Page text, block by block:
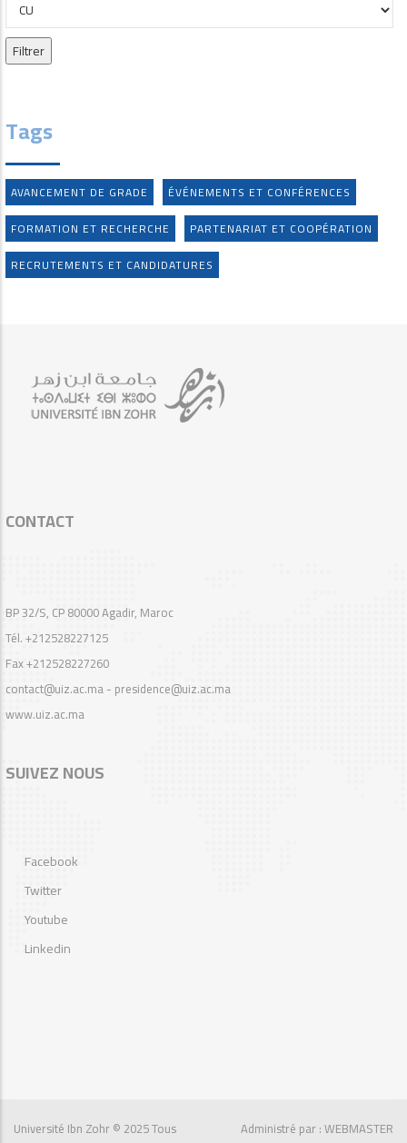
Tags
AVANCEMENT DE GRADE
ÉVÉNEMENTS ET CONFÉRENCES
FORMATION ET RECHERCHE
PARTENARIAT ET COOPÉRATION
RECRUTEMENTS ET CANDIDATURES
CONTACT
BP 32/S, CP 80000 Agadir, Maroc
Tél. +212528227125
Fax +212528227260
contact@uiz.ac.ma - presidence@uiz.ac.ma
www.uiz.ac.ma
SUIVEZ NOUS
Facebook
Twitter
Youtube
Linkedin
Université Ibn Zohr© 2025 Tous
Administré par : WEBMASTER